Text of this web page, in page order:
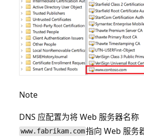
Note
DNS 应配置为将 Web 服务器名称
www.fabrikam.com指向 Web 服务